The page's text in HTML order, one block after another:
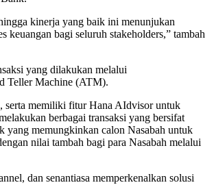
kinerja yang baik ini menunjukan
keuangan bagi seluruh stakeholders,” tambah
yang dilakukan melalui
Teller Machine (ATM).
serta memiliki fitur Hana AIdvisor untuk
berbagai transaksi yang bersifat
yang memungkinkan calon Nasabah untuk
nilai tambah bagi para Nasabah melalui
dan senantiasa memperkenalkan solusi